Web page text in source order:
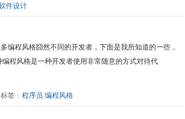
件设计
编程风格囧然不同的开发者，下面是我所知道的一些，
程风格是一种开发者使用非常随意的方式对待代
签： 程序员 编程风格